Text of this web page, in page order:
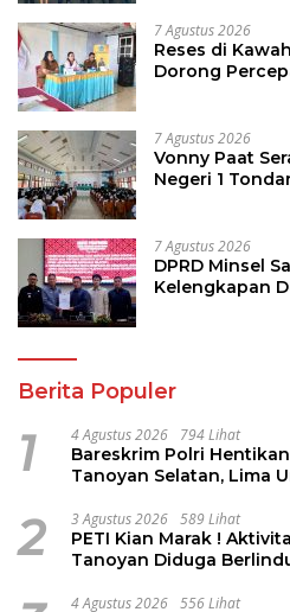
7 Agustus 2026
Reses di
Dorong
7 Agustus 2026
Vonny Paat
Negeri 1
7 Agustus 2026
DPRD Minsel
Kelengkapan
Berita Populer
1 4 Agustus 2026 794 Lihat
Bareskrim Polri
Tanoyan Selatan, Lima
2 3 Agustus 2026 589 Lihat
PETI Kian Marak !
Tanoyan Diduga
4 Agustus 2026 556 Lihat